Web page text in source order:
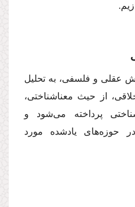
عقلی و فلسفی، به تحلیل
از حیث معناشناختی،
‌پرداخته می‌شود و
حوزه‌های یادشده مورد